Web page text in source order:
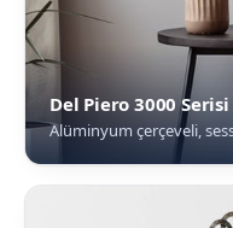
Del Piero 3000 Serisi
Alüminyum çerçeveli,